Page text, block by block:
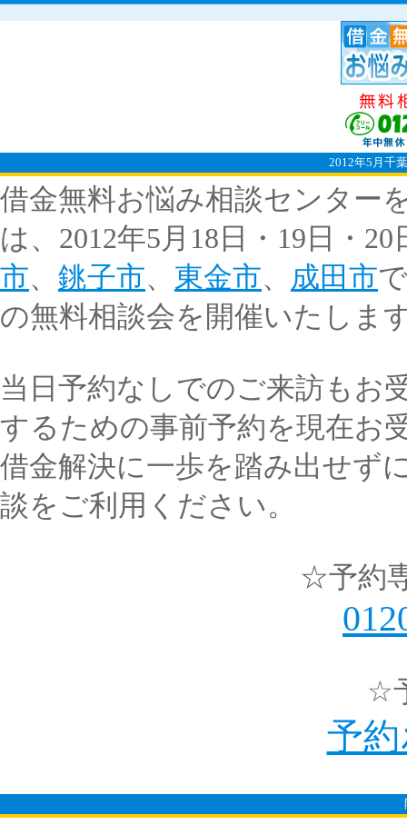
2012年5月千
借金無料お悩み相談センター
は、2012年5月18日・19日・
市、 銚子市、 東金市、 成田市
の無料相談会を開催いたしま
当日予約なしでのご来訪もお
するための事前予約を現在お
借金解決に一歩を踏み出せず
談をご利用ください。
☆予約
☆
予